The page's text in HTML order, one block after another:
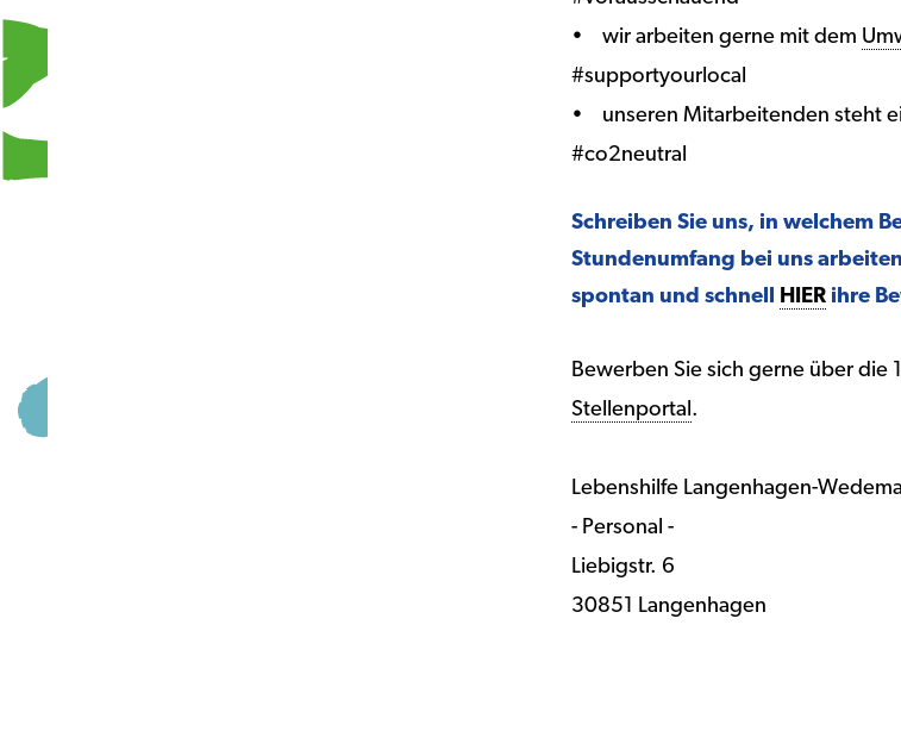
• wir arbeiten gerne mit dem
#supportyourlocal
• unseren Mitarbeitenden steht
#co2neutral
Schreiben Sie uns, in welchem
Stundenumfang bei uns
spontan und schnell HIERihre
Bewerben Sie sich gerne über
Stellenportal.
Lebenshilfe Langenhagen-
- Personal -
Liebigstr. 6
30851 Langenhagen